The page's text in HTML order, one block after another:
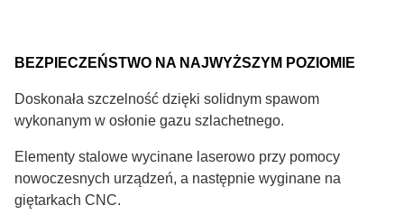
BEZPIECZEŃSTWO NA NAJWYŻSZYM POZIOMIE
Doskonała szczelność dzięki solidnym spawom
wykonanym w osłonie gazu szlachetnego.
Elementy stalowe wycinane laserowo przy pomocy
nowoczesnych urządzeń, a następnie wyginane na
giętarkach CNC.